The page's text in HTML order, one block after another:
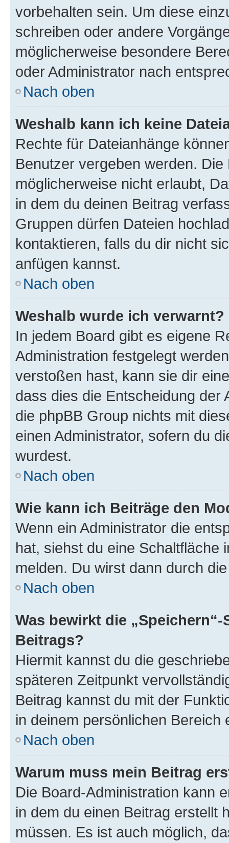
vorbehalten sein. Um diese
schreiben oder andere
möglicherweise besondere
oder Administrator nach
Nach oben
Weshalb kann ich keine
Rechte für Dateianhänge
Benutzer vergeben werden.
möglicherweise nicht erlaubt,
in dem du deinen Beitrag
Gruppen dürfen Dateien
kontaktieren, falls du dir nicht
anfügen kannst.
Nach oben
Weshalb wurde ich verwarnt?
In jedem Board gibt es eigene
Administration festgelegt
verstoßen hast, kann sie dir
dass dies die Entscheidung der
die phpBB Group nichts mit
einen Administrator, sofern du
wurdest.
Nach oben
Wie kann ich Beiträge den
Wenn ein Administrator die
hat, siehst du eine Schaltfläche
melden. Du wirst dann durch
Nach oben
Was bewirkt die
Beitrags?
Hiermit kannst du die
späteren Zeitpunkt
Beitrag kannst du mit der
in deinem persönlichen Bereich
Nach oben
Warum muss mein Beitrag
Die Board-Administration kann
in dem du einen Beitrag erstellt
müssen. Es ist auch möglich,